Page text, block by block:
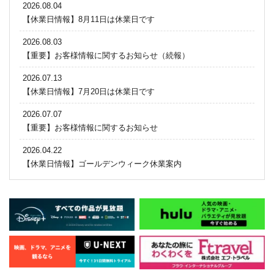
2026.08.04
【休業日情報】8月11日は休業日です
2026.08.03
【重要】お客様情報に関するお知らせ（続報）
2026.07.13
【休業日情報】7月20日は休業日です
2026.07.07
【重要】お客様情報に関するお知らせ
2026.04.22
【休業日情報】ゴールデンウィーク休業案内